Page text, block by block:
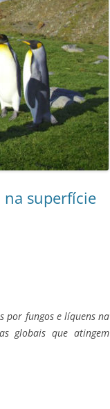
na superfície
por fungos e líquens na
globais que atingem